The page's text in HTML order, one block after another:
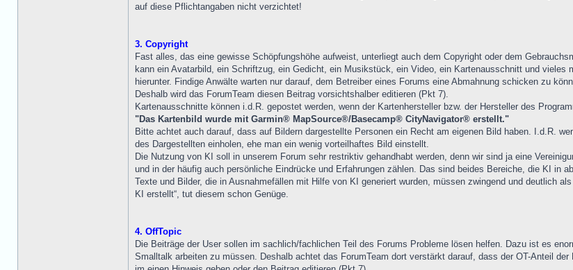
auf diese Pflichtangaben nicht verzichtet!
3. Copyright
Fast alles, das eine gewisse Schöpfungshöhe aufweist, unterliegt auch dem Copyright oder dem
kann ein Avatarbild, ein Schriftzug, ein Gedicht, ein Musikstück, ein Video, ein Kartenausschnitt und
hierunter. Findige Anwälte warten nur darauf, dem Betreiber eines Forums eine Abmahnung schicken zu
Deshalb wird das ForumTeam diesen Beitrag vorsichtshalber editieren (Pkt 7).
Kartenausschnitte können i.d.R. gepostet werden, wenn der Kartenhersteller bzw. der Hersteller des
"Das Kartenbild wurde mit Garmin® MapSource®/Basecamp® CityNavigator® erstellt."
Bitte achtet auch darauf, dass auf Bildern dargestellte Personen ein Recht am eigenen Bild haben. I.d.R.
des Dargestellten einholen, ehe man ein wenig vorteilhaftes Bild einstellt.
Die Nutzung von KI soll in unserem Forum sehr restriktiv gehandhabt werden, denn wir sind ja eine
und in der häufig auch persönliche Eindrücke und Erfahrungen zählen. Das sind beides Bereiche, die KI in
Texte und Bilder, die in Ausnahmefällen mit Hilfe von KI generiert wurden, müssen zwingend und deutlich
KI erstellt“, tut diesem schon Genüge.
4. OffTopic
Die Beiträge der User sollen im sachlich/fachlichen Teil des Forums Probleme lösen helfen. Dazu ist es
Smalltalk arbeiten zu müssen. Deshalb achtet das ForumTeam dort verstärkt darauf, dass der OT-Anteil